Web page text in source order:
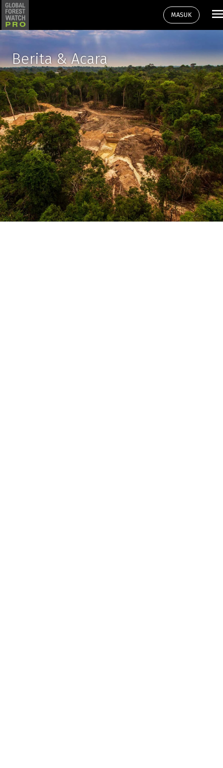
MASUK
Berita & Acara